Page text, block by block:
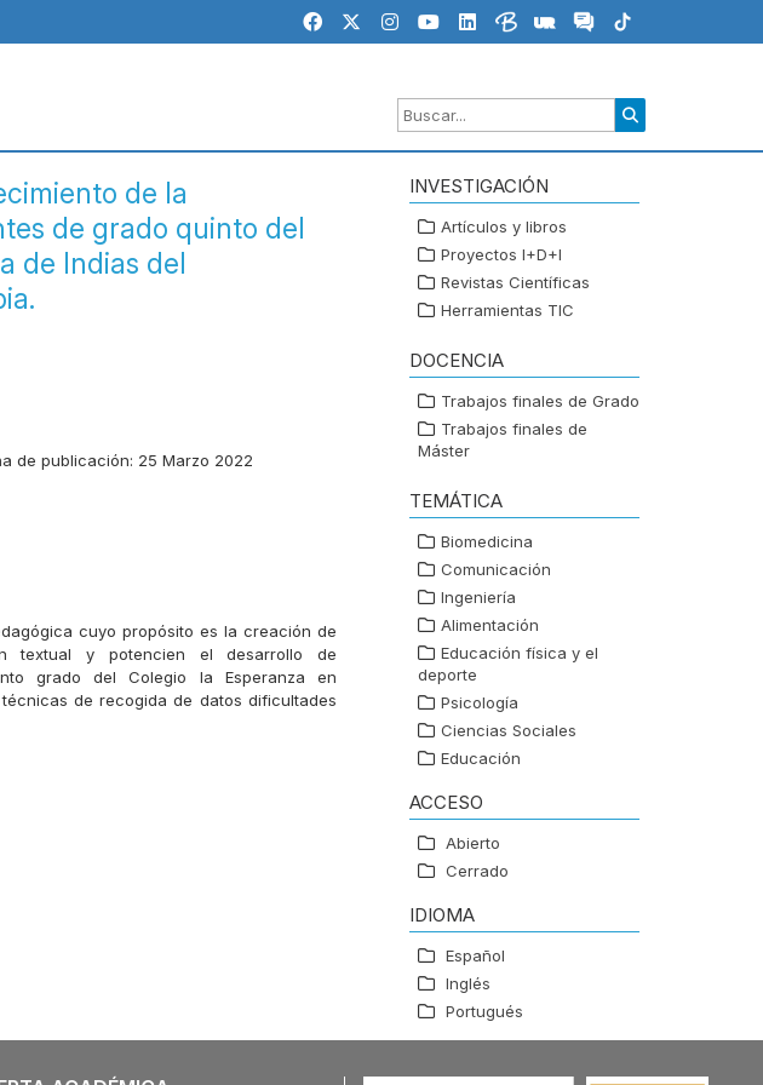
de la
de grado quinto del
de Indias del
de publicación: 25 Marzo 2022
cuyo propósito es la creación de
textual y potencien el desarrollo de
grado del Colegio la Esperanza en
de recogida de datos dificultades
INVESTIGACIÓN
Artículos y libros
Proyectos I+D+I
Revistas Científicas
Herramientas TIC
DOCENCIA
Trabajos finales de Grado
Trabajos finales de
Máster
TEMÁTICA
Biomedicina
Comunicación
Ingeniería
Alimentación
Educación física y el
deporte
Psicología
Ciencias Sociales
Educación
ACCESO
Abierto
Cerrado
IDIOMA
Español
Inglés
Portugués